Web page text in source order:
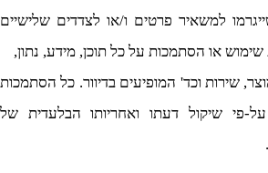
למשאיר פרטים ו/או לצדדים שלישיים
או הסתמכות על כל תוכן, מידע, נתון,
שירות וכד' המופיעים בדיוור. כל הסתמכות
פי שיקול דעתו ואחריותו הבלעדית של